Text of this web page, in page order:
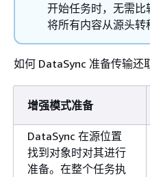
开始任务时，无需
将所有内容从源头转
如何 DataSync 准备传输还
增强模式准备
DataSync 在源位置
找到对象时对其进行
准备。在整个任务执